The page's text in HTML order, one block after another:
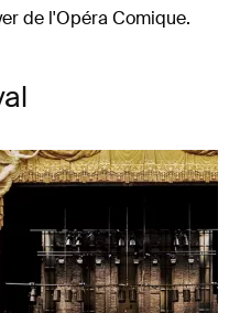
de l'Opéra Comique.